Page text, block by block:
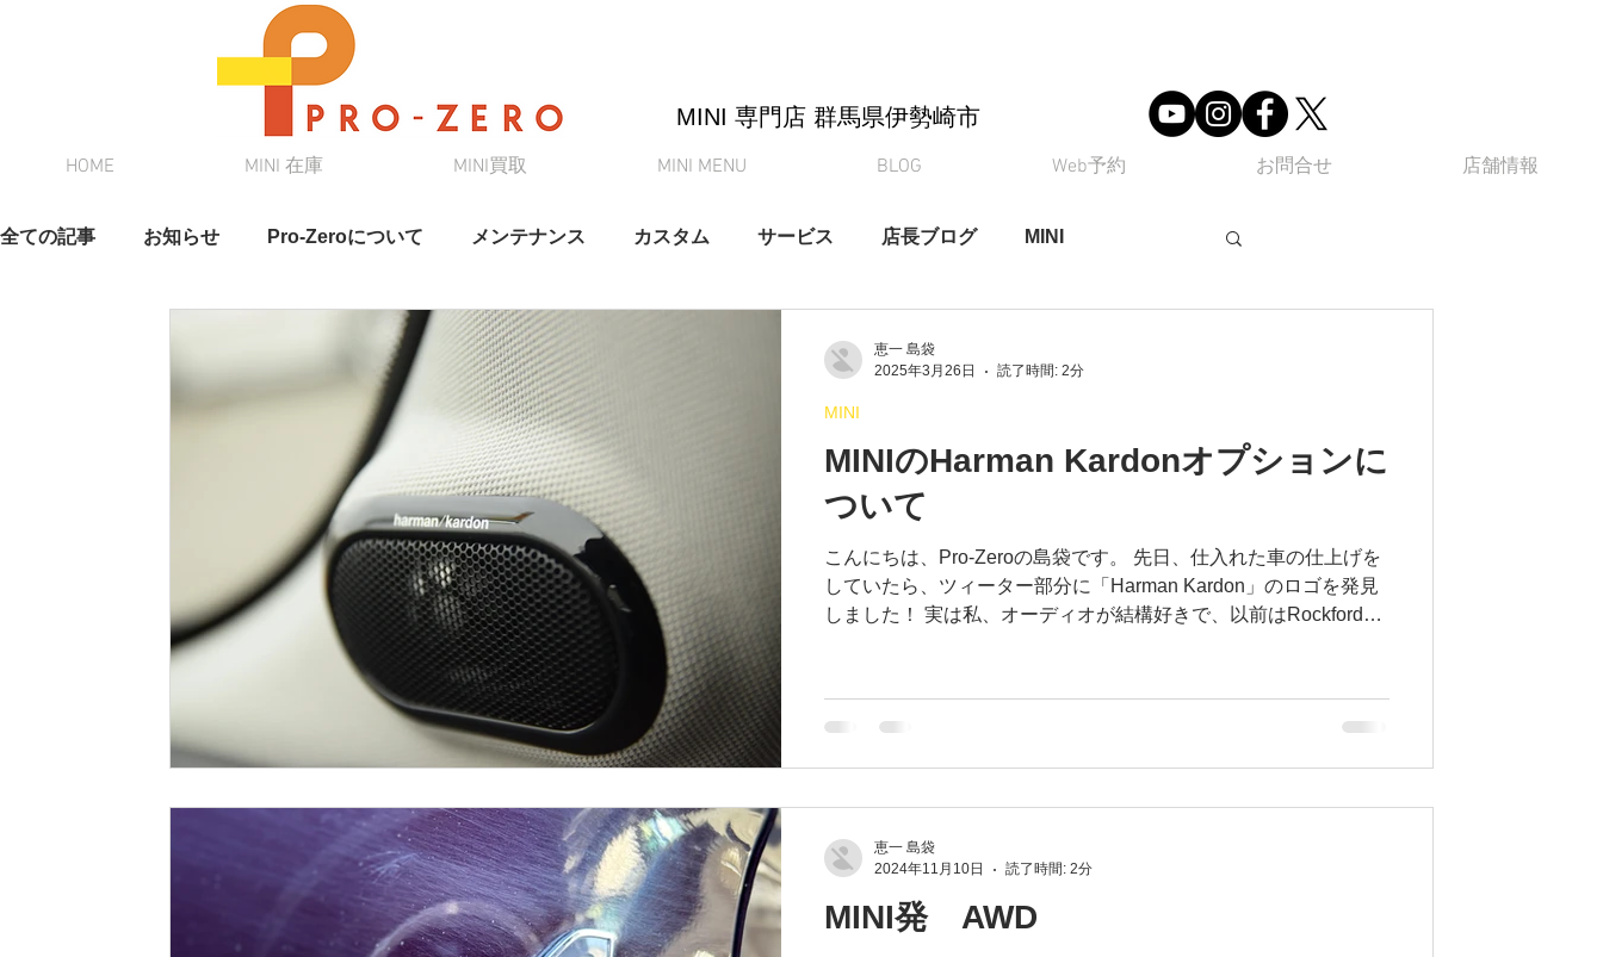
MINI 専門店 ​群馬県伊勢崎市
HOME MINI 在庫 MINI買取 MINI MENU BLOG Web予約 お問合せ 店舗情報
全ての記事 お知らせ Pro-Zeroについて メンテナンス カスタム サービス 店長ブログ MINI
クルマ情報 納車
新車リース
MINIのHarman Kardonオプションに
ついて
こんにちは、Pro-Zeroの島袋です。 先日、仕入れた車の仕上げを
していたら、ツィーター部分に「Harman Kardon」のロゴを発見
しました！ 実は私、オーディオが結構好きで、以前はRockfordの
MINI
恵一 島袋
2025年3月26日
読了時間: 2分
MINI発 AWD
恵一 島袋
2024年11月10日
読了時間: 2分